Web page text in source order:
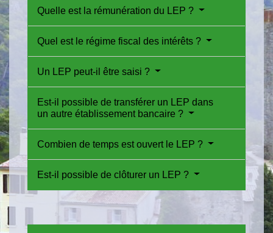
Quelle est la rémunération du LEP ?
Quel est le régime fiscal des intérêts ?
Un LEP peut-il être saisi ?
Est-il possible de transférer un LEP dans
un autre établissement bancaire ?
Combien de temps est ouvert le LEP ?
Est-il possible de clôturer un LEP ?